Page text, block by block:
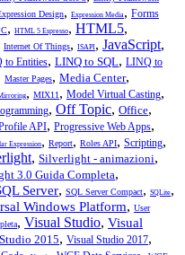
Design, Expression Media, Forms
, HTML 5 Espresso, HTML5,
Internet Of Things, ISAPI, JavaScript,
to Entities, LINQ to SQL, LINQ to
Master Pages, Media Center,
, MIX11, Model Virtual Casting,
, Off Topic, Office,
API, Progressive Web Apps,
Expression, Report, Roles API, Scripting,
, Silverlight - animazioni,
3.0 Guida Completa,
Server, SQL Server Compact, SQLite,
Windows Platform, User
, Visual Studio, Visual
2015, Visual Studio 2017,